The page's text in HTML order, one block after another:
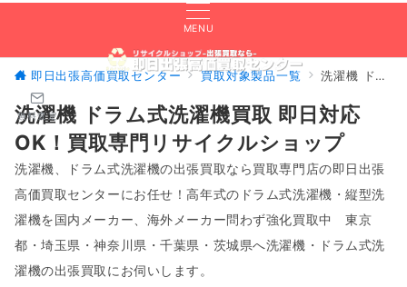
MENU
無料査定
即日出張高価買取センター 買取対象製品一覧 洗濯機 ドラム式洗濯機買取 即日対応OK！買取専門リサイクルショップ
洗濯機 ドラム式洗濯機買取 即日対応
OK！買取専門リサイクルショップ
洗濯機、ドラム式洗濯機の出張買取なら買取専門店の即日出張
高価買取センターにお任せ！高年式のドラム式洗濯機・縦型洗
濯機を国内メーカー、海外メーカー問わず強化買取中 東京
都・埼玉県・神奈川県・千葉県・茨城県へ洗濯機・ドラム式洗
濯機の出張買取にお伺いします。